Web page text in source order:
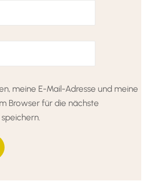
meine E-Mail-Adresse und meine
Browser für die nächste